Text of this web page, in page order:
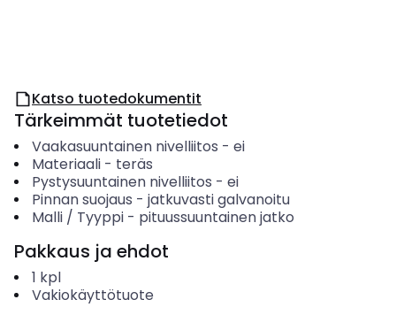
Katso tuotedokumentit
Tärkeimmät tuotetiedot
Vaakasuuntainen nivelliitos - ei
Materiaali- teräs
Pystysuuntainen nivelliitos - ei
Pinnan suojaus - jatkuvasti galvanoitu
Malli / Tyyppi- pituussuuntainen jatko
Pakkaus ja ehdot
1 kpl
Vakiokäyttötuote